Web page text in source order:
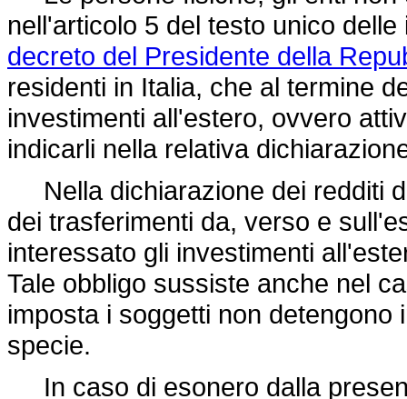
nell'articolo 5 del testo unico
decreto del Presidente della
residenti in Italia, che al termine
investimenti all'estero, ovvero
indicarli nella relativa
Nella dichiarazione dei redditi
dei trasferimenti da, verso e
interessato gli investimenti
Tale obbligo sussiste anche nel
imposta i soggetti non
specie.
In caso di esonero dalla